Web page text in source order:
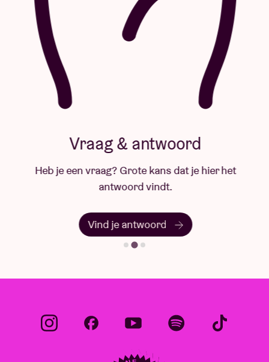
Vraag & antwoord
Heb je een vraag? Grote kans dat je hier het
antwoord vindt.
Vind je antwoord